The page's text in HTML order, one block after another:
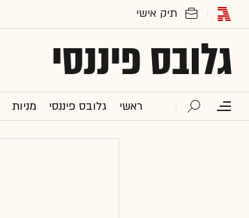
גלובס פיננסי
ראשי גלובס פיננסי מניות